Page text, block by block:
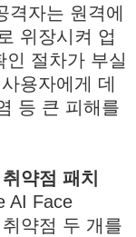
자는 원격에
위장시켜 업
절차가 부실
용자에게 데
등 큰 피해를
약점 패치
AI Face
약점 두 개를